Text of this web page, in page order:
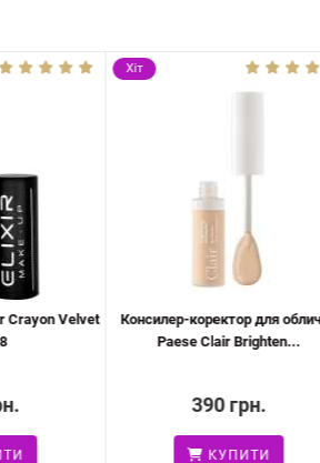
Crayon Velvet
Хіт
Консилер-коректор для
Paese Clair Brighten...
390 грн.
КУПИТИ